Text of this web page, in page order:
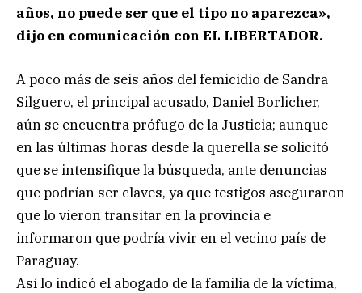
años, no puede ser que el tipo no aparezca»,
dijo en comunicación con EL LIBERTADOR.
A poco más de seis años del femicidio de Sandra
Silguero, el principal acusado, Daniel Borlicher,
aún se encuentra prófugo de la Justicia; aunque
en las últimas horas desde la querella se solicitó
que se intensifique la búsqueda, ante denuncias
que podrían ser claves, ya que testigos aseguraron
que lo vieron transitar en la provincia e
informaron que podría vivir en el vecino país de
Paraguay.
Así lo indicó el abogado de la familia de la víctima,